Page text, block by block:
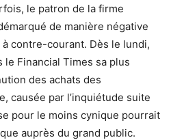
le patron de la firme
de manière négative
contre-courant. Dès le lundi,
le Financial Times sa plus
des achats des
causée par l’inquiétude suite
pour le moins cynique pourrait
auprès du grand public.